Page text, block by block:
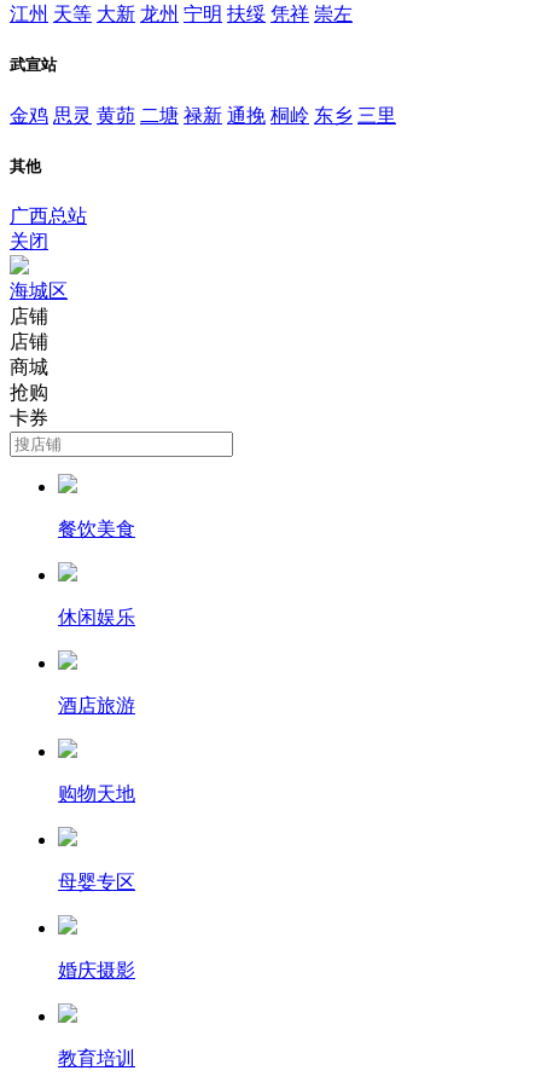
江州 天等 大新 龙州 宁明 扶绥 凭祥 崇左
武宣站
金鸡 思灵 黄茆 二塘 禄新 通挽 桐岭 东乡 三里
其他
广西总站
关闭
海城区
店铺
店铺
商城
抢购
卡券
餐饮美食
休闲娱乐
酒店旅游
购物天地
母婴专区
婚庆摄影
教育培训